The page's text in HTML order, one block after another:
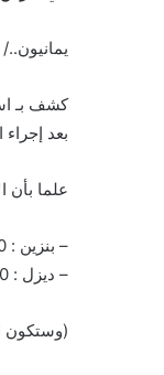
يمانيون../
بعد
علما بأن
– بنزين : 5900 ريال/دبة سعة 20لتر.
– ديزل : 6900 ريال/دبة سعة 20لتر.
(وستكون اوقات